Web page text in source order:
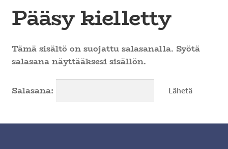
Ateria- ja välipalamyynti
Pääsy kielletty
Tämä sisältö on suojattu salasanalla. Syötä
salasana näyttääksesi sisällön.
Salasana: